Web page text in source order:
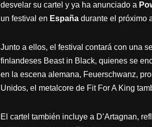
desvelar su cartel y ya ha anunciado a
un festival en España durante el próximo
Junto a ellos, el festival contará con una
finlandeses Beast in Black, quienes se
en la escena alemana, Feuerschwanz,
Unidos, el metalcore de Fit For A King
El cartel también incluye a D’Artagnan,